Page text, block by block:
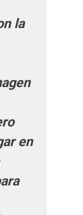
la
en